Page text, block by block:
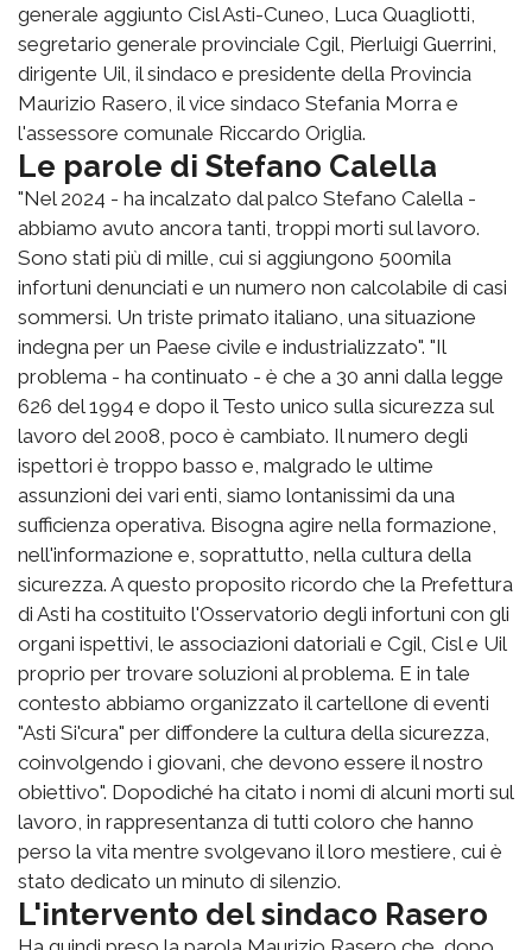
generale aggiunto Cisl Asti-Cuneo, Luca Quagliotti,
segretario generale provinciale Cgil, Pierluigi Guerrini,
dirigente Uil, il sindaco e presidente della Provincia
Maurizio Rasero, il vice sindaco Stefania Morra e
l'assessore comunale Riccardo Origlia.
Le parole di Stefano Calella
"Nel 2024 - ha incalzato dal palco Stefano Calella -
abbiamo avuto ancora tanti, troppi morti sul lavoro.
Sono stati più di mille, cui si aggiungono 500mila
infortuni denunciati e un numero non calcolabile di casi
sommersi. Un triste primato italiano, una situazione
indegna per un Paese civile e industrializzato". "Il
problema - ha continuato - è che a 30 anni dalla legge
626 del 1994 e dopo il Testo unico sulla sicurezza sul
lavoro del 2008, poco è cambiato. Il numero degli
ispettori è troppo basso e, malgrado le ultime
assunzioni dei vari enti, siamo lontanissimi da una
sufficienza operativa. Bisogna agire nella formazione,
nell'informazione e, soprattutto, nella cultura della
sicurezza. A questo proposito ricordo che la Prefettura
di Asti ha costituito l'Osservatorio degli infortuni con gli
organi ispettivi, le associazioni datoriali e Cgil, Cisl e Uil
proprio per trovare soluzioni al problema. E in tale
contesto abbiamo organizzato il cartellone di eventi
"Asti Si'cura" per diffondere la cultura della sicurezza,
coinvolgendo i giovani, che devono essere il nostro
obiettivo". Dopodiché ha citato i nomi di alcuni morti sul
lavoro, in rappresentanza di tutti coloro che hanno
perso la vita mentre svolgevano il loro mestiere, cui è
stato dedicato un minuto di silenzio.
L'intervento del sindaco Rasero